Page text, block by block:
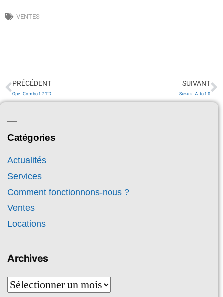
VENTES
PRÉCÉDENT
Opel Combo 1.7 TD
SUIVANT
Suzuki Alto 1.0
Catégories
Actualités
Services
Comment fonctionnons-nous ?
Ventes
Locations
Archives